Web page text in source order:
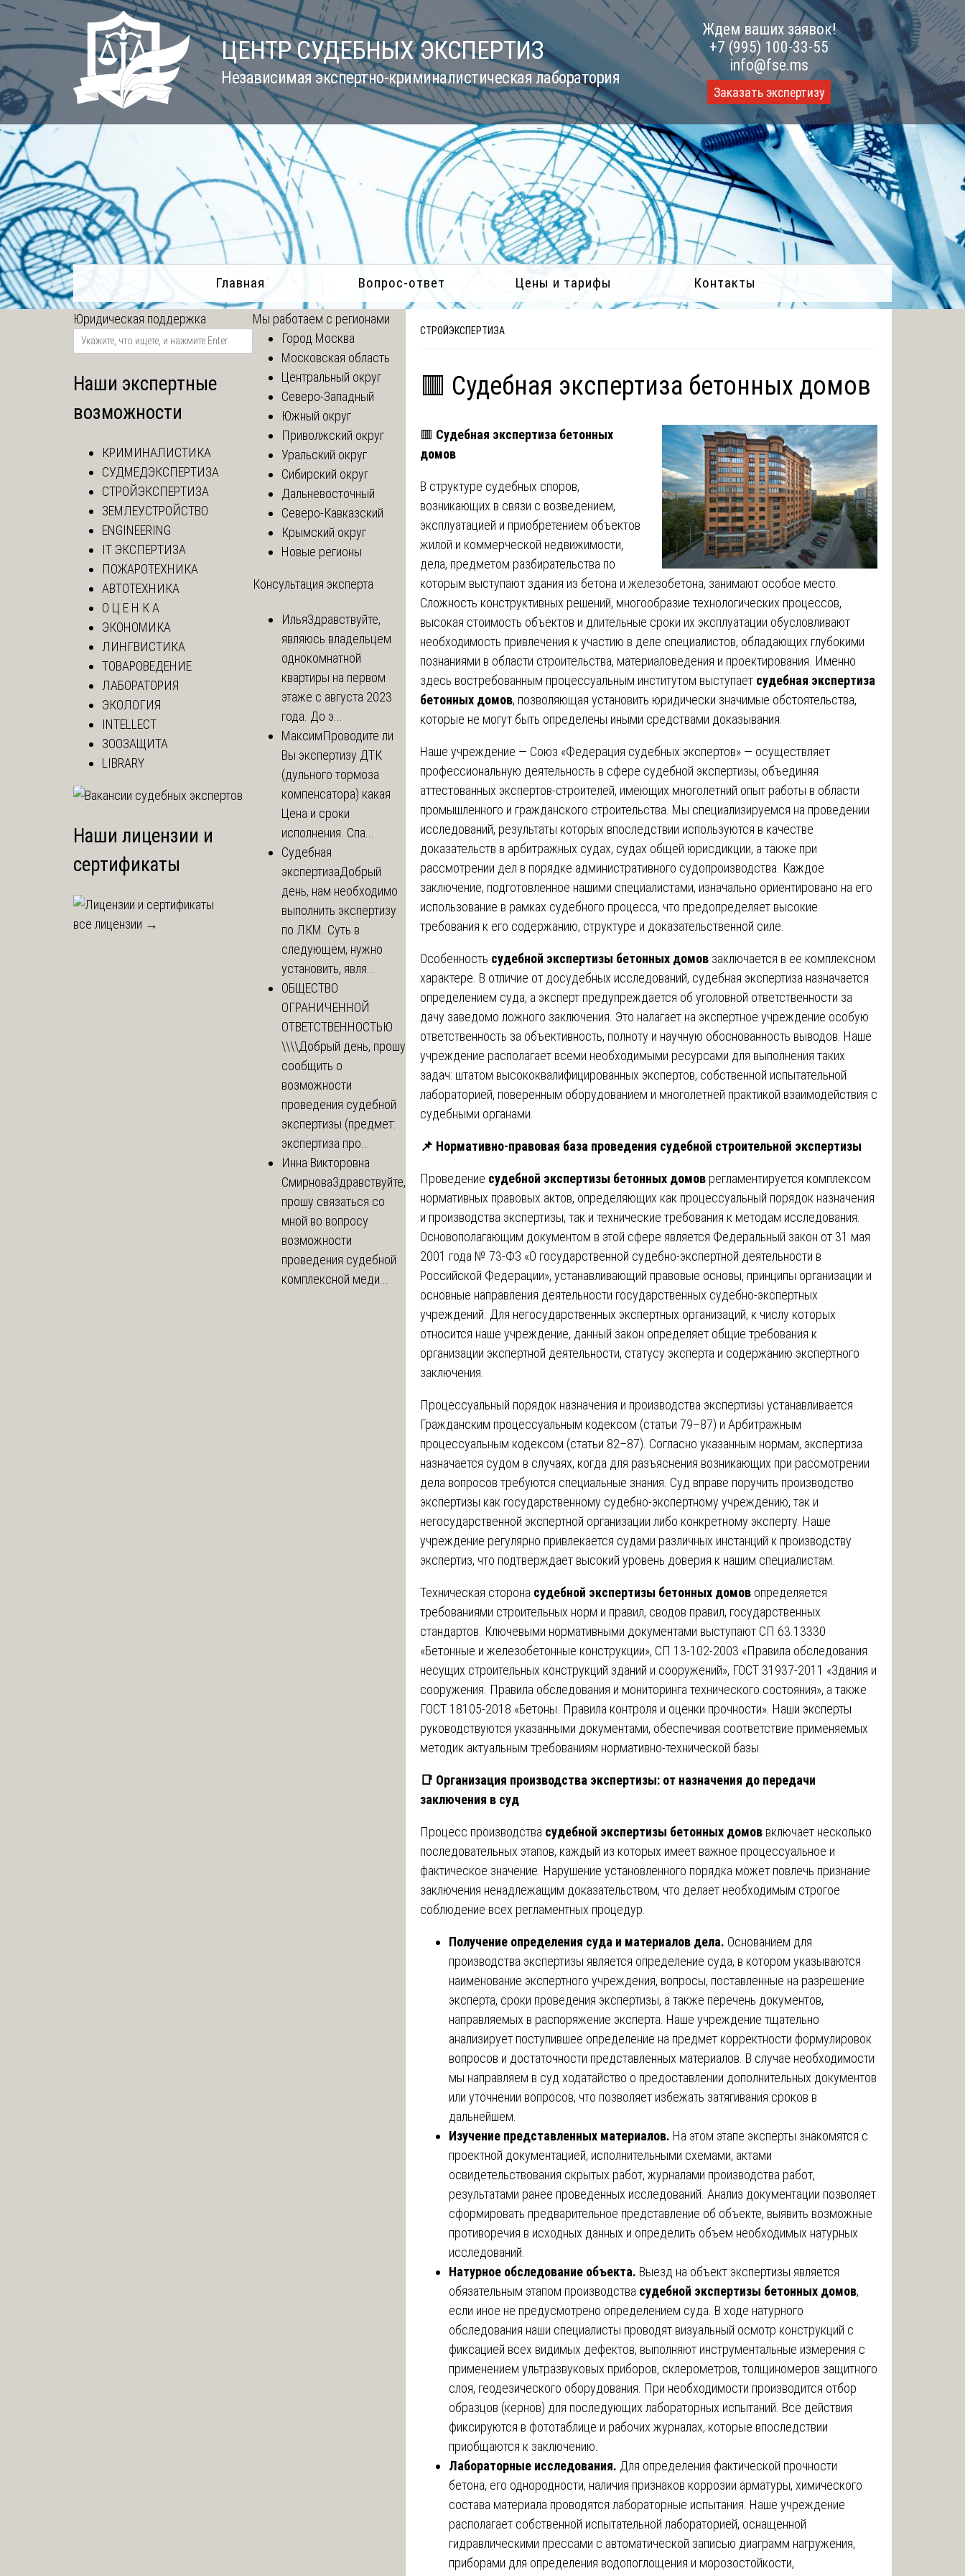
Skip
to
content
ЦЕНТР СУДЕБНЫХ ЭКСПЕРТИЗ
Независимая экспертно-криминалистическая лаборатория
Ждем ваших заявок!
+7 (995) 100-33-55
info@fse.ms
Заказать экспертизу
Главная Вопрос-ответ Цены и тарифы Контакты
СТРОЙЭКСПЕРТИЗА
🟥 Судебная экспертиза бетонных домов
🟥 Судебная экспертиза бетонных
домов
В структуре судебных споров,
возникающих в связи с возведением,
эксплуатацией и приобретением объектов
жилой и коммерческой недвижимости,
дела, предметом разбирательства по
которым выступают здания из бетона и железобетона, занимают особое место.
Сложность конструктивных решений, многообразие технологических процессов,
высокая стоимость объектов и длительные сроки их эксплуатации обусловливают
необходимость привлечения к участию в деле специалистов, обладающих глубокими
познаниями в области строительства, материаловедения и проектирования. Именно
здесь востребованным процессуальным институтом выступает судебная экспертиза
бетонных домов, позволяющая установить юридически значимые обстоятельства,
которые не могут быть определены иными средствами доказывания.
Наше учреждение — Союз «Федерация судебных экспертов» — осуществляет
профессиональную деятельность в сфере судебной экспертизы, объединяя
аттестованных экспертов-строителей, имеющих многолетний опыт работы в области
промышленного и гражданского строительства. Мы специализируемся на проведении
исследований, результаты которых впоследствии используются в качестве
доказательств в арбитражных судах, судах общей юрисдикции, а также при
рассмотрении дел в порядке административного судопроизводства. Каждое
заключение, подготовленное нашими специалистами, изначально ориентировано на его
использование в рамках судебного процесса, что предопределяет высокие
требования к его содержанию, структуре и доказательственной силе.
Особенность судебной экспертизы бетонных домов заключается в ее комплексном
характере. В отличие от досудебных исследований, судебная экспертиза назначается
определением суда, а эксперт предупреждается об уголовной ответственности за
дачу заведомо ложного заключения. Это налагает на экспертное учреждение особую
ответственность за объективность, полноту и научную обоснованность выводов. Наше
учреждение располагает всеми необходимыми ресурсами для выполнения таких
задач: штатом высококвалифицированных экспертов, собственной испытательной
лабораторией, поверенным оборудованием и многолетней практикой взаимодействия с
судебными органами.
📌 Нормативно-правовая база проведения судебной строительной экспертизы
Проведение судебной экспертизы бетонных домов регламентируется комплексом
нормативных правовых актов, определяющих как процессуальный порядок назначения
и производства экспертизы, так и технические требования к методам исследования.
Основополагающим документом в этой сфере является Федеральный закон от 31 мая
2001 года № 73-ФЗ «О государственной судебно-экспертной деятельности в
Российской Федерации», устанавливающий правовые основы, принципы организации и
основные направления деятельности государственных судебно-экспертных
учреждений. Для негосударственных экспертных организаций, к числу которых
относится наше учреждение, данный закон определяет общие требования к
организации экспертной деятельности, статусу эксперта и содержанию экспертного
заключения.
Процессуальный порядок назначения и производства экспертизы устанавливается
Гражданским процессуальным кодексом (статьи 79–87) и Арбитражным
процессуальным кодексом (статьи 82–87). Согласно указанным нормам, экспертиза
назначается судом в случаях, когда для разъяснения возникающих при рассмотрении
дела вопросов требуются специальные знания. Суд вправе поручить производство
экспертизы как государственному судебно-экспертному учреждению, так и
негосударственной экспертной организации либо конкретному эксперту. Наше
учреждение регулярно привлекается судами различных инстанций к производству
экспертиз, что подтверждает высокий уровень доверия к нашим специалистам.
Техническая сторона судебной экспертизы бетонных домов определяется
требованиями строительных норм и правил, сводов правил, государственных
стандартов. Ключевыми нормативными документами выступают СП 63.13330
«Бетонные и железобетонные конструкции», СП 13-102-2003 «Правила обследования
несущих строительных конструкций зданий и сооружений», ГОСТ 31937-2011 «Здания и
сооружения. Правила обследования и мониторинга технического состояния», а также
ГОСТ 18105-2018 «Бетоны. Правила контроля и оценки прочности». Наши эксперты
руководствуются указанными документами, обеспечивая соответствие применяемых
методик актуальным требованиям нормативно-технической базы.
📑 Организация производства экспертизы: от назначения до передачи
заключения в суд
Процесс производства судебной экспертизы бетонных домов включает несколько
последовательных этапов, каждый из которых имеет важное процессуальное и
фактическое значение. Нарушение установленного порядка может повлечь признание
заключения ненадлежащим доказательством, что делает необходимым строгое
соблюдение всех регламентных процедур.
Получение определения суда и материалов дела. Основанием для
производства экспертизы является определение суда, в котором указываются
наименование экспертного учреждения, вопросы, поставленные на разрешение
эксперта, сроки проведения экспертизы, а также перечень документов,
направляемых в распоряжение эксперта. Наше учреждение тщательно
анализирует поступившее определение на предмет корректности формулировок
вопросов и достаточности представленных материалов. В случае необходимости
мы направляем в суд ходатайство о предоставлении дополнительных документов
или уточнении вопросов, что позволяет избежать затягивания сроков в
дальнейшем.
Изучение представленных материалов. На этом этапе эксперты знакомятся с
проектной документацией, исполнительными схемами, актами
освидетельствования скрытых работ, журналами производства работ,
результатами ранее проведенных исследований. Анализ документации позволяет
сформировать предварительное представление об объекте, выявить возможные
противоречия в исходных данных и определить объем необходимых натурных
исследований.
Натурное обследование объекта. Выезд на объект экспертизы является
обязательным этапом производства судебной экспертизы бетонных домов,
если иное не предусмотрено определением суда. В ходе натурного
обследования наши специалисты проводят визуальный осмотр конструкций с
фиксацией всех видимых дефектов, выполняют инструментальные измерения с
применением ультразвуковых приборов, склерометров, толщиномеров защитного
слоя, геодезического оборудования. При необходимости производится отбор
образцов (кернов) для последующих лабораторных испытаний. Все действия
фиксируются в фототаблице и рабочих журналах, которые впоследствии
приобщаются к заключению.
Лабораторные исследования. Для определения фактической прочности
бетона, его однородности, наличия признаков коррозии арматуры, химического
состава материала проводятся лабораторные испытания. Наше учреждение
располагает собственной испытательной лабораторией, оснащенной
гидравлическими прессами с автоматической записью диаграмм нагружения,
приборами для определения водопоглощения и морозостойкости,
Юридическая поддержка
Наши экспертные
возможности
КРИМИНАЛИСТИКА
СУДМЕДЭКСПЕРТИЗА
СТРОЙЭКСПЕРТИЗА
ЗЕМЛЕУСТРОЙСТВО
ENGINEERING
IT ЭКСПЕРТИЗА
ПОЖАРОТЕХНИКА
АВТОТЕХНИКА
О Ц Е Н К А
ЭКОНОМИКА
ЛИНГВИСТИКА
ТОВАРОВЕДЕНИЕ
ЛАБОРАТОРИЯ
ЭКОЛОГИЯ
INTELLECT
ЗООЗАЩИТА
LIBRARY
Наши лицензии и
сертификаты
все лицензии →
Мы работаем с регионами
Город Москва
Московская область
Центральный округ
Северо-Западный
Южный округ
Приволжский округ
Уральский округ
Сибирский округ
Дальневосточный
Северо-Кавказский
Крымский округ
Новые регионы
Консультация эксперта
ИльяЗдравствуйте,
являюсь владельцем
однокомнатной
квартиры на первом
этаже с августа 2023
года. До э...
МаксимПроводите ли
Вы экспертизу ДТК
(дульного тормоза
компенсатора) какая
Цена и сроки
исполнения. Спа...
Судебная
экспертизаДобрый
день, нам необходимо
выполнить экспертизу
по ЛКМ. Суть в
следующем, нужно
установить, явля...
ОБЩЕСТВО
ОГРАНИЧЕННОЙ
ОТВЕТСТВЕННОСТЬЮ
\\\\Добрый день, прошу
сообщить о
возможности
проведения судебной
экспертизы (предмет:
экспертиза про...
Инна Викторовна
СмирноваЗдравствуйте,
прошу связаться со
мной во вопросу
возможности
проведения судебной
комплексной меди...